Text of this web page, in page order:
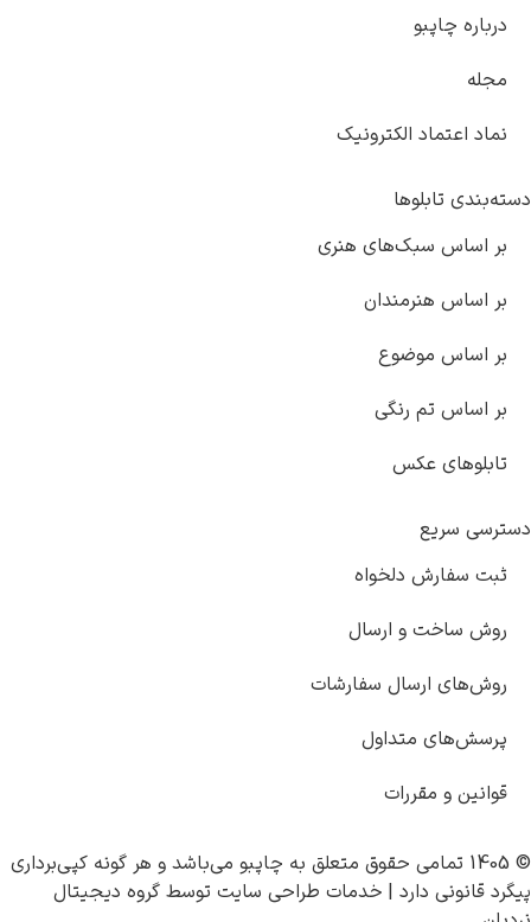
درباره چاپبو
مجله
نماد اعتماد الکترونیک
دسته‌بندی تابلوها
بر اساس سبک‌های هنری
بر اساس هنرمندان
بر اساس موضوع
بر اساس تم رنگی
تابلوهای عکس
دسترسی سریع
ثبت سفارش دلخواه
روش ساخت و ارسال
روش‌های ارسال سفارشات
پرسش‌های متداول
قوانین و مقررات
© 1405 تمامی حقوق متعلق به چاپبو می‌باشد و هر گونه کپی‌برداری
پیگرد قانونی دارد | خدمات طراحی سایت توسط گروه دیجیتال